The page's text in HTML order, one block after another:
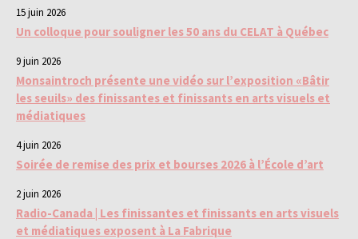
15 juin 2026
Un colloque pour souligner les 50 ans du CELAT à Québec
9 juin 2026
Monsaintroch présente une vidéo sur l’exposition «Bâtir
les seuils» des finissantes et finissants en arts visuels et
médiatiques
4 juin 2026
Soirée de remise des prix et bourses 2026 à l’École d’art
2 juin 2026
Radio-Canada | Les finissantes et finissants en arts visuels
et médiatiques exposent à La Fabrique